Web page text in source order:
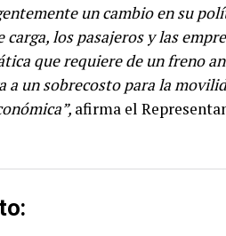
un cambio en su
los pasajeros y las
que requiere de un freno
a un sobrecosto para la
afirma el